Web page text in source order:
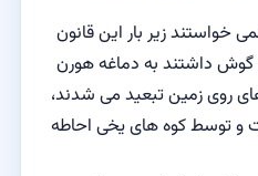
خواستند زیر بار این قانون
گوش داشتند به دماغه هورن
روی زمین تبعید می شدند،
و توسط کوه های یخی احاطه